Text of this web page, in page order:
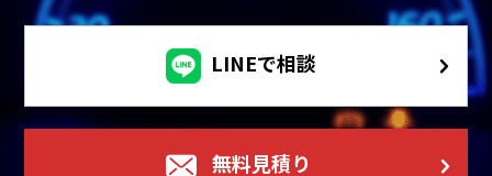
LINEで相談
無料見積り